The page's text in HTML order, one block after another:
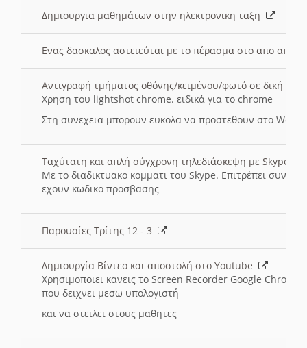
Δημιουργια μαθημάτων στην ηλεκτρονικη ταξη
Ενας δασκαλος αστειεύται με το πέρασμα στο απο
Αντιγραφή τμήματος οθόνης/κειμένου/φωτό σε δική
Χρηση του lightshot chrome. ειδικά για το chrome
Στη συνεχεια μπορουν ευκολα να προστεθουν στο Word
Ταχύτατη και απλή σύγχρονη τηλεδιάσκεψη με Skype
Με το διαδικτυακο κομματι του Skype. Επιτρέπει
εχουν κωδικο προσβασης
Παρουσίες Τρίτης 12 - 3
Δημιουργία Βίντεο και αποστολή στο Youtube
Χρησιμοποιει κανεις το Screen Recorder Google Chrome
που δειχνει μεσω υπολογιστή
και να στειλει στους μαθητες